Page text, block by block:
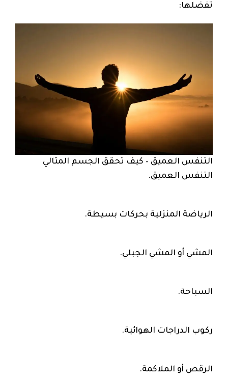
تفضلها:
التنفس العميق – كيف تحقق الجسم المثالي
التنفس العميق.
الرياضة المنزلية بحركات بسيطة.
المشي أو المشي الجبلي.
السباحة.
ركوب الدراجات الهوائية.
الرقص أو الملاكمة.